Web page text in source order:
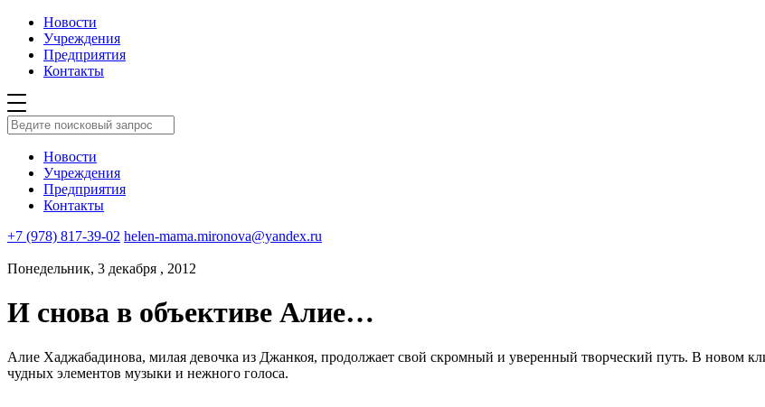
Новости
Учреждения
Предприятия
Контакты
Новости
Учреждения
Предприятия
Контакты
+7 (978) 817-39-02 helen-mama.mironova@yandex.ru
Понедельник, 3 декабря , 2012
И снова в объективе Алие…
Алие Хаджабадинова, милая девочка из Джанкоя, продолжает свой скромный и уверенный творческий путь. В новом
чудных элементов музыки и нежного голоса.